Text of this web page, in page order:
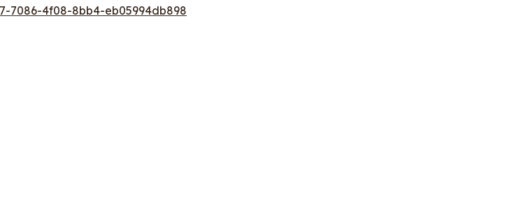
7086-4f08-8bb4-eb05994db898